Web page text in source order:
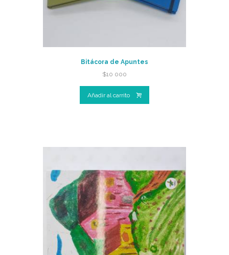
Bitácora de Apuntes
$10 000
Añadir al carrito